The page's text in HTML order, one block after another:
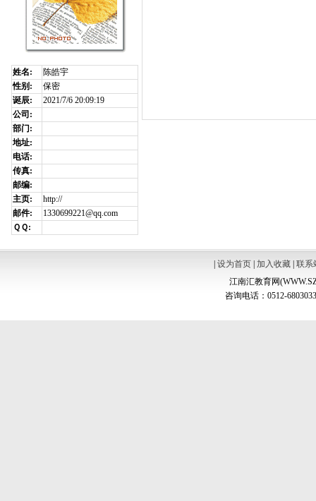
姓名:
陈皓宇
性别:
保密
诞辰:
2021/7/6 20:09:19
公司:
部门:
地址:
电话:
传真:
邮编:
主页:
http://
邮件:
1330699221@qq.com
ＱＱ:
设为首页| 加入收藏| 联系
江南汇教育网
咨询电话：0512-